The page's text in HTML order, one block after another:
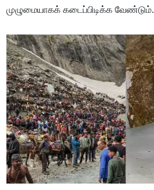
முழுமையாகக் கடைப்பிடிக்க வேண்டும்.